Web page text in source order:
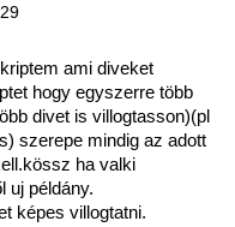
ami diveket
hogy egyszerre több
divet is villogtasson)(pl
szerepe mindig az adott
ha valki
uj példány.
képes villogtatni.